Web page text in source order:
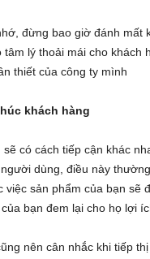
đừng bao giờ đánh mất
tâm lý thoải mái cho
thiết của công ty mình
khách hàng
có cách tiếp cận khác
dùng, điều này
việc sản phẩm của bạn sẽ
bạn đem lại cho họ lợi
nên cân nhắc khi tiếp